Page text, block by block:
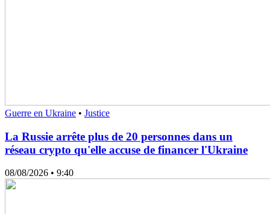
Guerre en Ukraine • Justice
La Russie arrête plus de 20 personnes dans un
réseau crypto qu'elle accuse de financer l'Ukraine
08/08/2026 • 9:40